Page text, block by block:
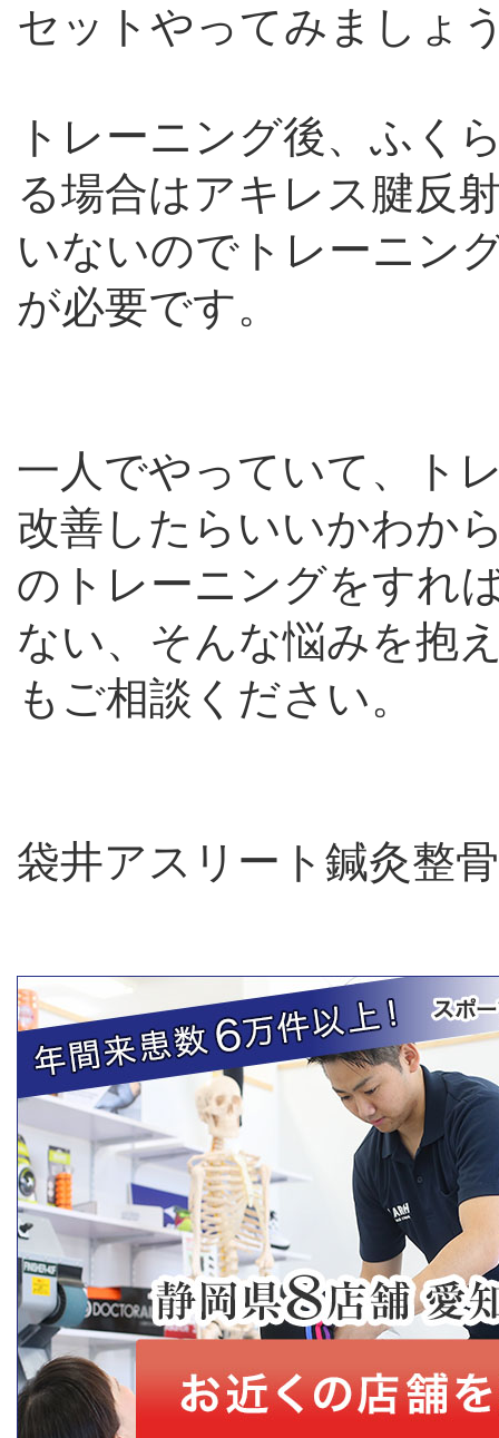
セットやってみましょ
トレーニング後、ふく
る場合はアキレス腱反
いないのでトレーニン
が必要です。
一人でやっていて、ト
改善したらいいかわか
のトレーニングをすれ
ない、そんな悩みを抱
もご相談ください。
袋井アスリート鍼灸整